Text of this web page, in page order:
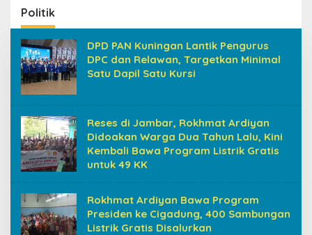
Politik
DPD PAN Kuningan Lantik Pengurus
DPC dan Relawan, Targetkan Minimal
Satu Dapil Satu Kursi
Reses di Jambar, Rokhmat Ardiyan
Didoakan Warga Dua Tahun Lalu, Kini
Kembali Bawa Program Listrik Gratis
untuk 49 KK
Rokhmat Ardiyan Bawa Program
Presiden ke Cigadung, 400 Sambungan
Listrik Gratis Disalurkan